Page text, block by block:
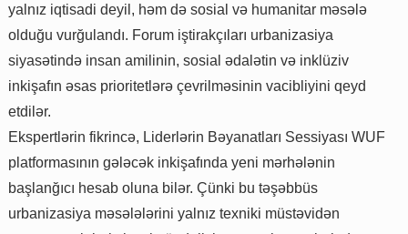
yalnız iqtisadi deyil, həm də sosial və humanitar məsələ
olduğu vurğulandı. Forum iştirakçıları urbanizasiya
siyasətində insan amilinin, sosial ədalətin və inklüziv
inkişafın əsas prioritetlərə çevrilməsinin vacibliyini qeyd
etdilər.
Ekspertlərin fikrincə, Liderlərin Bəyanatları Sessiyası WUF
platformasının gələcək inkişafında yeni mərhələnin
başlanğıcı hesab oluna bilər. Çünki bu təşəbbüs
urbanizasiya məsələlərini yalnız texniki müstəvidən